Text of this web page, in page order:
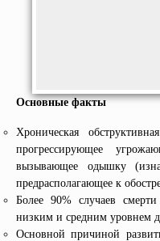
Основные факты
Хроническая
прогрессирующее
вызывающее одышку
предрасполагающее к
Более 90% случаев
низким и средним уровнем
Основной причиной